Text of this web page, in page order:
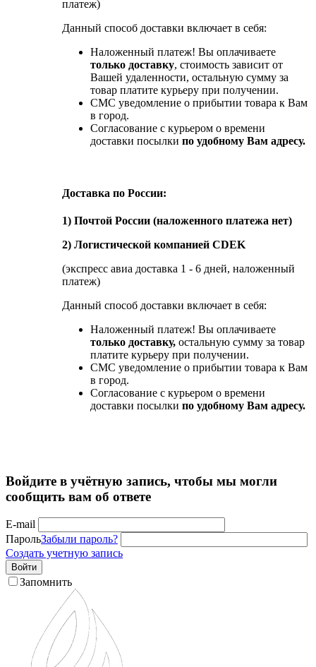
платеж)
Данный способ доставки включает в себя:
Наложенный платеж! Вы оплачиваете
только доставку, стоимость зависит от
Вашей удаленности, остальную сумму за
товар платите курьеру при получении.
СМС уведомление о прибытии товара к Вам
в город.
Согласование с курьером о времени
доставки посылки по удобному Вам адресу.
Доставка по России:
1) Почтой России (наложенного платежа нет)
2) Логистической компанией CDEK
(экспресс авиа доставка 1 - 6 дней, наложенный
платеж)
Данный способ доставки включает в себя:
Наложенный платеж! Вы оплачиваете
только доставку, остальную сумму за товар
платите курьеру при получении.
СМС уведомление о прибытии товара к Вам
в город.
Согласование с курьером о времени
доставки посылки по удобному Вам адресу.
Войдите в учётную запись, чтобы мы могли
сообщить вам об ответе
E-mail
ПарольЗабыли пароль?
Создать учетную запись
Войти
Запомнить